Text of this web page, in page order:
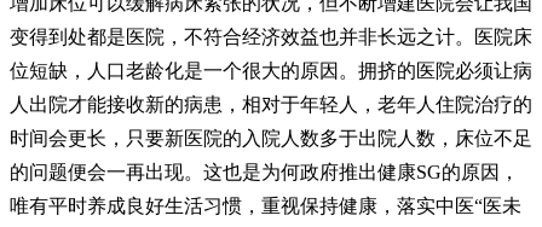
变得到处都是医院，不符合经济效益也并非长远之计。医院床
位短缺，人口老龄化是一个很大的原因。拥挤的医院必须让病
人出院才能接收新的病患，相对于年轻人，老年人住院治疗的
时间会更长，只要新医院的入院人数多于出院人数，床位不足
的问题便会一再出现。这也是为何政府推出健康SG的原因，
唯有平时养成良好生活习惯，重视保持健康，落实中医“医未